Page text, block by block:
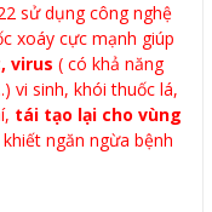
sử dụng công nghệ
xoáy cực mạnh giúp
virus ( có khả năng
vi sinh, khói thuốc lá,
tái tạo lại cho vùng
ngăn ngừa bệnh